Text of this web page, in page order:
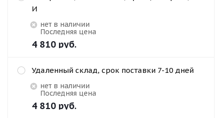
И
Нет в наличии
Последняя цена
4 810 руб.
Удаленный склад, срок поставки 7-10 дней
Нет в наличии
Последняя цена
4 810 руб.